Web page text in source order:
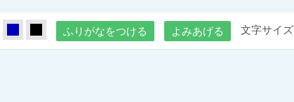
ふりがなをつける よみあげる 文字サイズ